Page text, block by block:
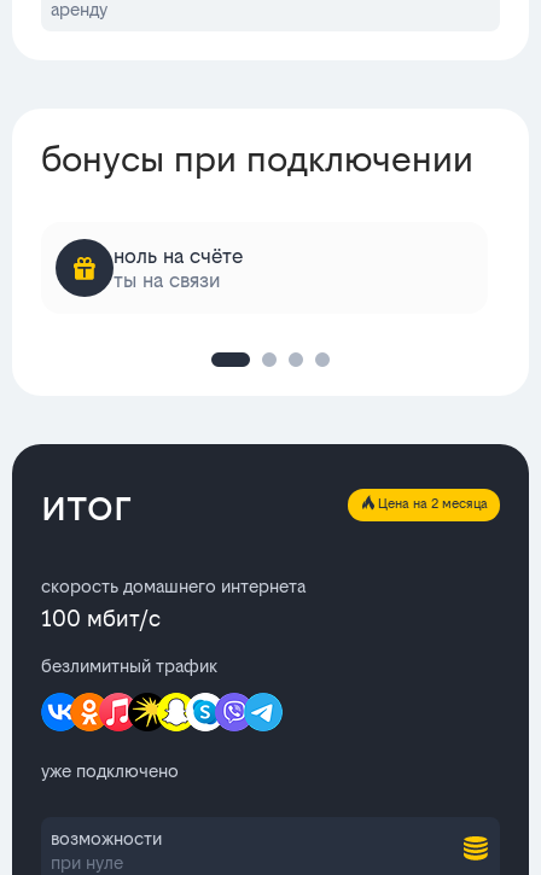
аренду
бонусы при подключении
ноль на счёте
ты на связи
итог Цена на 2 месяца
скорость домашнего интернета
100 мбит/с
безлимитный трафик
уже подключено
возможности
при нуле